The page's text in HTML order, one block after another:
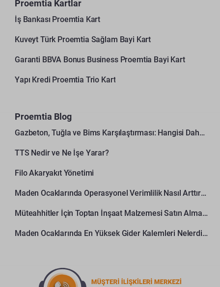
Proemtia Kartlar
İş Bankası Proemtia Kart
Kuveyt Türk Proemtia Sağlam Bayi Kart
Garanti BBVA Bonus Business Proemtia Bayi Kart
Yapı Kredi Proemtia Trio Kart
Proemtia Blog
Gazbeton, Tuğla ve Bims Karşılaştırması: Hangisi Daha Avantajlı?
TTS Nedir ve Ne İşe Yarar?
Filo Akaryakıt Yönetimi
Maden Ocaklarında Operasyonel Verimlilik Nasıl Arttırılır?
Müteahhitler İçin Toptan İnşaat Malzemesi Satın Alma Rehberi
Maden Ocaklarında En Yüksek Gider Kalemleri Nelerdir?